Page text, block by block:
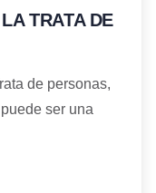
TRATA DE
de personas,
ser una